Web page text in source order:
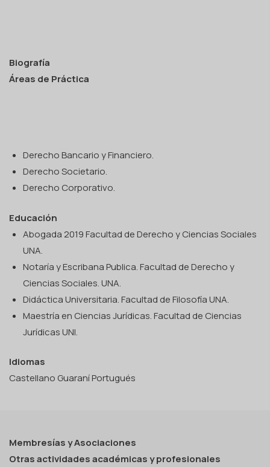
Biografía
Áreas de Práctica
Derecho Bancario y Financiero.
Derecho Societario.
Derecho Corporativo.
Educación
Abogada 2019 Facultad de Derecho y Ciencias Sociales
UNA.
Notaría y Escribana Publica. Facultad de Derecho y
Ciencias Sociales. UNA.
Didáctica Universitaria. Facultad de Filosofía UNA.
Maestría en Ciencias Jurídicas. Facultad de Ciencias
Jurídicas UNI.
Idiomas
Castellano Guaraní Portugués
Membresías y Asociaciones
Otras actividades académicas y profesionales